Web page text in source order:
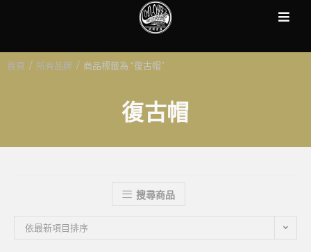
首頁 / 所有品牌 / 商品標籤為 “復古帽”
復古帽
搜尋商品
依最新項目排序